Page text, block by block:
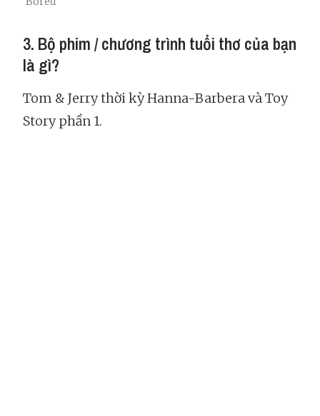
3. Bộ phim / chương trình tuổi thơ của bạn
là gì?
Tom & Jerry thời kỳ Hanna-Barbera và Toy
Story phần 1.